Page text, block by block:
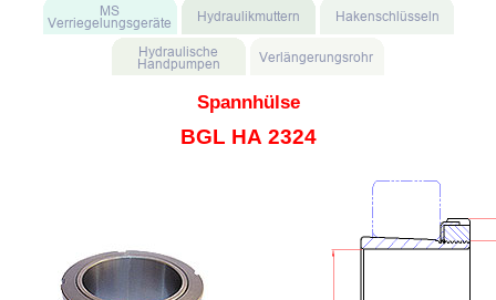
Spannhülse
BGL HA 2324